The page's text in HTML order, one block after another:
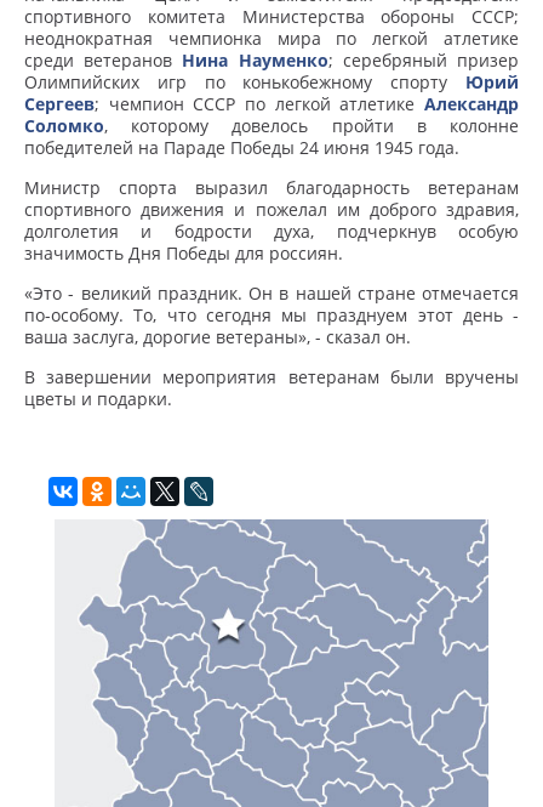
спортивного комитета Министерства обороны СССР;
неоднократная чемпионка мира по легкой атлетике
среди ветеранов Нина Науменко; серебряный призер
Олимпийских игр по конькобежному спорту Юрий
Сергеев; чемпион СССР по легкой атлетике Александр
Соломко, которому довелось пройти в колонне
победителей на Параде Победы 24 июня 1945 года.
Министр спорта выразил благодарность ветеранам
спортивного движения и пожелал им доброго здравия,
долголетия и бодрости духа, подчеркнув особую
значимость Дня Победы для россиян.
«Это - великий праздник. Он в нашей стране отмечается
по-особому. То, что сегодня мы празднуем этот день -
ваша заслуга, дорогие ветераны», - сказал он.
В завершении мероприятия ветеранам были вручены
цветы и подарки.